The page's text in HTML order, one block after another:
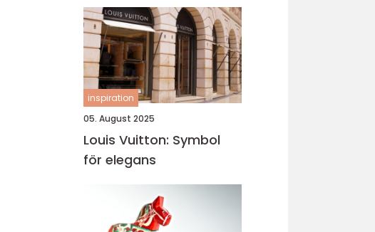
inspiration
05. August 2025
Louis Vuitton: Symbol
för elegans